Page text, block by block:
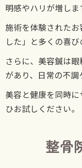
明感やハリが増しま
施術を体験された
した」と多くの喜び
さらに、美容鍼は
があり、日常の不調
美容と健康を同時
ひお試しください。
整骨